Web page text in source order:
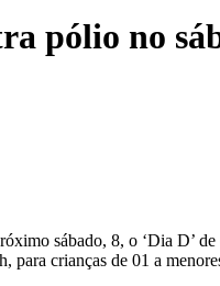
pólio no
sábado, 8, o ‘Dia D’
crianças de 01 a